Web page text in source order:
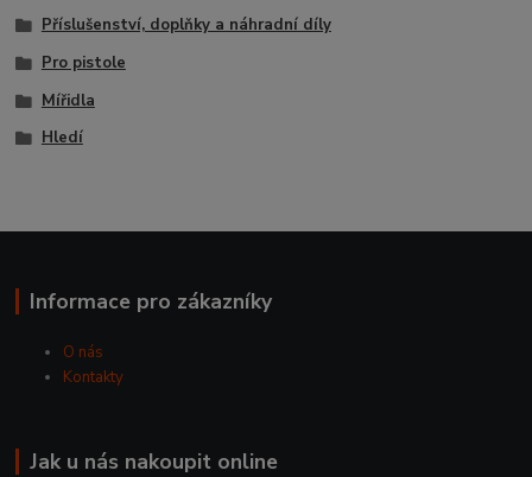
Příslušenství, doplňky a náhradní díly
Pro pistole
Mířidla
Hledí
Informace pro zákazníky
O nás
Kontakty
Jak u nás nakoupit online